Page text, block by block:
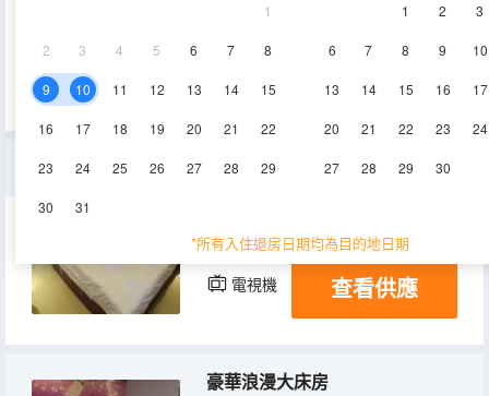
1
2 3 4 5 6 7 8
9 10 11 12 13 14 15
16 17 18 19 20 21 22
23 24 25 26 27 28 29
30 31
1
2 3
6 7 8 9 10
13 14 15 16 17
20 21 22 23 24
27 28 29 30
*所有入住退房日期均為目的地日期
12-20㎡ 空調
標準大床房
16㎡ 2層 空調
電視機 查看供應
豪華浪漫大床房